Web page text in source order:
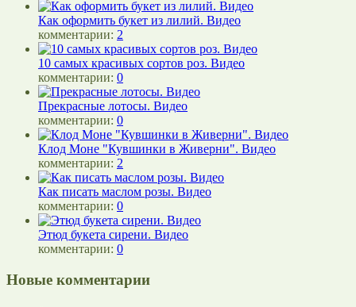
Как оформить букет из лилий. Видео
комментарии: 2
10 самых красивых сортов роз. Видео
комментарии: 0
Прекрасные лотосы. Видео
комментарии: 0
Клод Моне "Кувшинки в Живерни". Видео
комментарии: 2
Как писать маслом розы. Видео
комментарии: 0
Этюд букета сирени. Видео
комментарии: 0
Новые комментарии